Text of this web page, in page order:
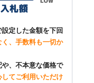
定した金額を下回
、手数料も一切か
、不本意な価格で
してご利用いただけ